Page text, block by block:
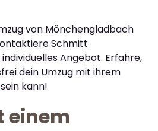
von Mönchengladbach
Schmitt
Angebot. Erfahre,
dein Umzug mit ihrem
sein kann!
einem